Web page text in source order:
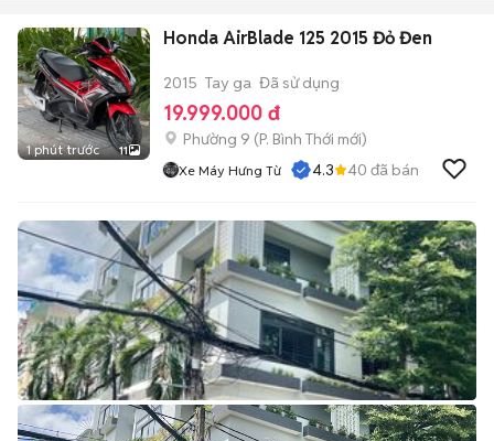
1 phút trước 11
Honda AirBlade 125 2015 Đỏ Đen
2015 Tay ga Đã sử dụng
19.999.000 đ
Phường 9 (P. Bình Thới mới)
Xe Máy Hưng Từ 4.3 40 đã bán